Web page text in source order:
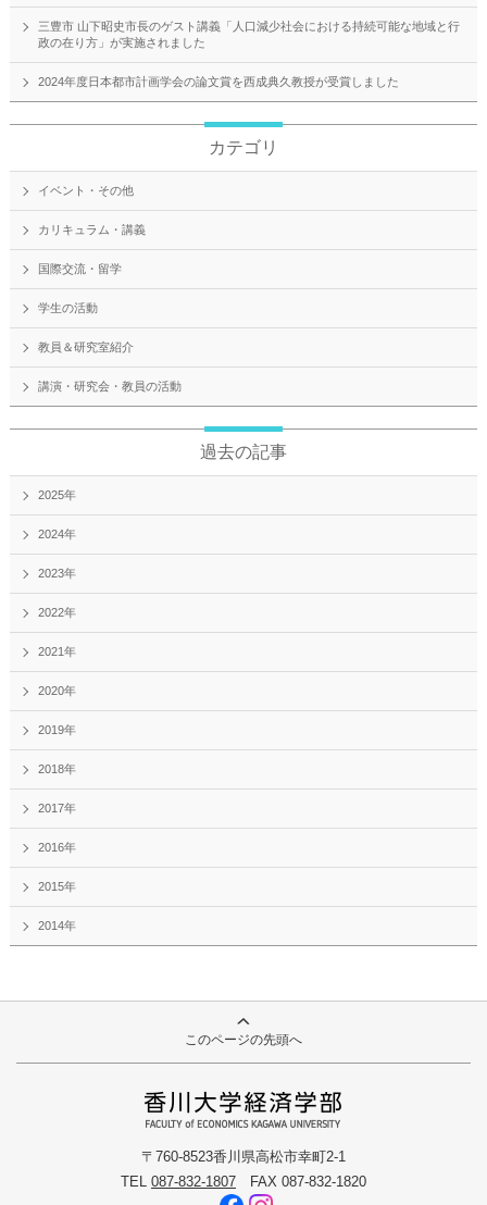
三豊市 山下昭史市長のゲスト講義「人口減少社会における持続可能な地域と行
政の在り方」が実施されました
2024年度日本都市計画学会の論文賞を西成典久教授が受賞しました
カテゴリ
イベント・その他
カリキュラム・講義
国際交流・留学
学生の活動
教員＆研究室紹介
講演・研究会・教員の活動
過去の記事
2025年
2024年
2023年
2022年
2021年
2020年
2019年
2018年
2017年
2016年
2015年
2014年
このページの先頭へ
〒760-8523香川県高松市幸町2-1
TEL 087-832-1807 FAX 087-832-1820